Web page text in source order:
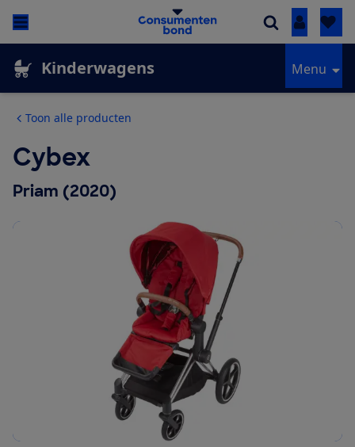
Inloggen
Kinderwagens Menu
Toon alle producten
Cybex
Priam (2020)